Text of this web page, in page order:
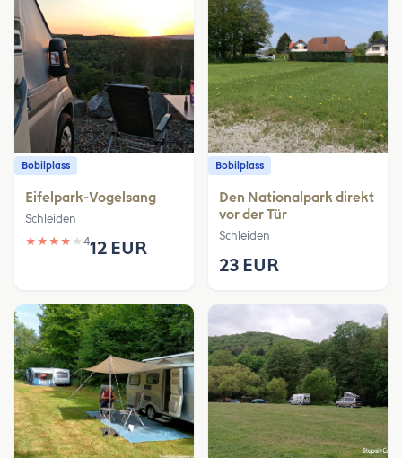
Bobilplass
Eifelpark-Vogelsang
Schleiden
★ ★ ★ ★ ★ 412 EUR
Bobilplass
Den Nationalpark direkt
vor der Tür
Schleiden
23 EUR